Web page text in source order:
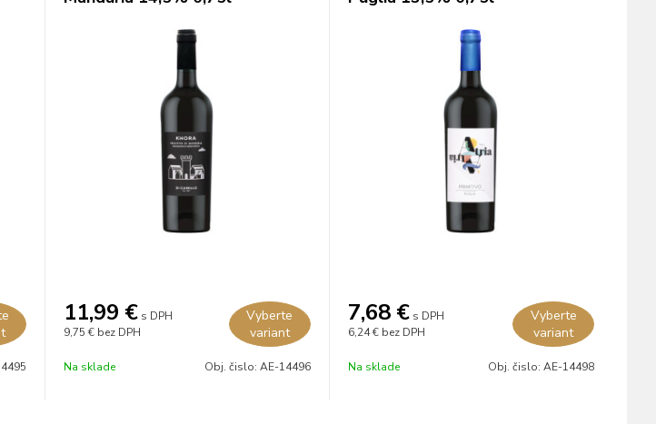
11,99 € s DPH
9,75 € bez DPH
Vyberte
variant
Na sklade Obj. čislo: AE-14496
7,68 € s DPH
6,24 € bez DPH
Vyberte
variant
Na sklade Obj. čislo: AE-14498